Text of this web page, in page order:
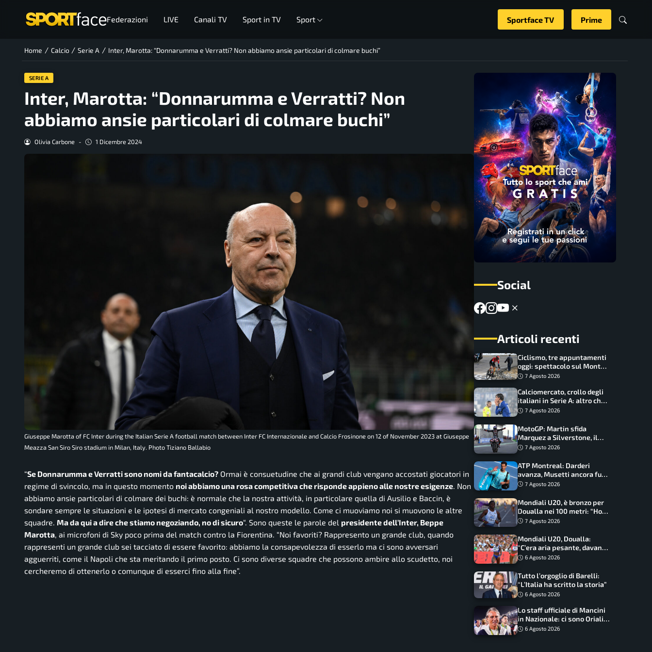
Federazioni LIVE Canali TV Sport in TV Sport Sportface TV Prime
Home / Calcio / Serie A / Inter, Marotta: “Donnarumma e Verratti? Non abbiamo ansie particolari di colmare buchi”
SERIE A
Inter, Marotta: “Donnarumma e Verratti? Non
abbiamo ansie particolari di colmare buchi”
Olivia Carbone - 1 Dicembre 2024
Giuseppe Marotta of FC Inter during the Italian Serie A football match between Inter FC Internazionale and Calcio Frosinone on 12 of November 2023 at Giuseppe
Meazza San Siro Siro stadium in Milan, Italy. Photo Tiziano Ballabio
“Se Donnarumma e Verratti sono nomi da fantacalcio? Ormai è consuetudine che ai grandi club vengano accostati giocatori in
regime di svincolo, ma in questo momento noi abbiamo una rosa competitiva che risponde appieno alle nostre esigenze . Non
abbiamo ansie particolari di colmare dei buchi: è normale che la nostra attività, in particolare quella di Ausilio e Baccin, è
sondare sempre le situazioni e le ipotesi di mercato congeniali al nostro modello. Come ci muoviamo noi si muovono le altre
squadre. Ma da qui a dire che stiamo negoziando, no di sicuro“. Sono queste le parole del presidente dell’Inter, Beppe
Marotta , ai microfoni di Sky poco prima del match contro la Fiorentina. “Noi favoriti? Rappresento un grande club, quando
rappresenti un grande club sei tacciato di essere favorito: abbiamo la consapevolezza di esserlo ma ci sono avversari
agguerriti, come il Napoli che sta meritando il primo posto. Ci sono diverse squadre che possono ambire allo scudetto, noi
cercheremo di ottenerlo o comunque di esserci fino alla fine”.
Social
Articoli recenti
Ciclismo, tre appuntamenti
oggi: spettacolo sul Mont
Ventoux, orari e come
7 Agosto 2026
Calciomercato, crollo degli
italiani in Serie A: altro che
svolta dopo il Mondiale
7 Agosto 2026
MotoGP: Martin sfida
Marquez a Silverstone, il
programma e gli orari
7 Agosto 2026
ATP Montreal: Darderi
avanza, Musetti ancora fuori
con Jodar
7 Agosto 2026
Mondiali U20, è bronzo per
Doualla nei 100 metri: “Ho
scacciato l’ansia”
7 Agosto 2026
Mondiali U20, Doualla:
“C’era aria pesante, davano
le mascherine! Finale? Non
6 Agosto 2026
Tutto l’orgoglio di Barelli:
“L’Italia ha scritto la storia”
6 Agosto 2026
Lo staff ufficiale di Mancini
in Nazionale: ci sono Oriali e
Bonucci, confermato un
6 Agosto 2026